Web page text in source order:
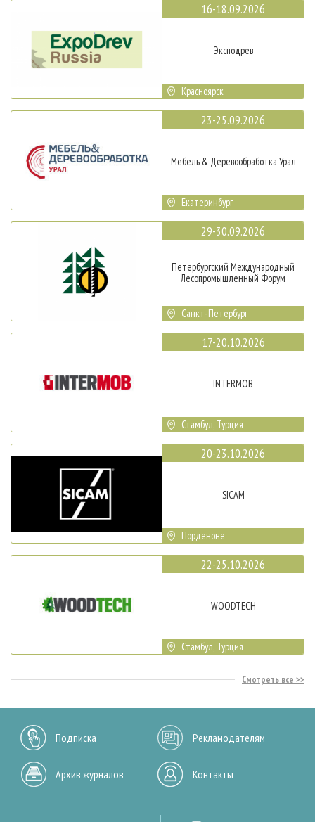
16-18.09.2026
Эксподрев
Красноярск
23-25.09.2026
Мебель & Деревообработка Урал
Екатеринбург
29-30.09.2026
Петербургский Международный
Лесопромышленный Форум
Санкт-Петербург
17-20.10.2026
INTERMOB
Стамбул, Турция
20-23.10.2026
SICAM
Порденоне
22-25.10.2026
WOODTECH
Стамбул, Турция
Смотреть все
Подписка Рекламодателям
Архив журналов Контакты